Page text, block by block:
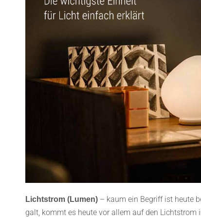
Lichtstrom (Lumen)– kaum ein Begriff ist heute
galt, kommt es heute vor allem auf den Lichtstrom